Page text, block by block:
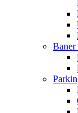
Baner